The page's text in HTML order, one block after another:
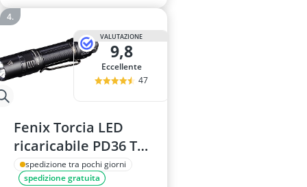
VALUTAZIONE
9,8
Eccellente
47
Fenix Torcia LED
ricaricabile PD36 Tac
3000 Lumen
spedizione tra pochi giorni
spedizione gratuita